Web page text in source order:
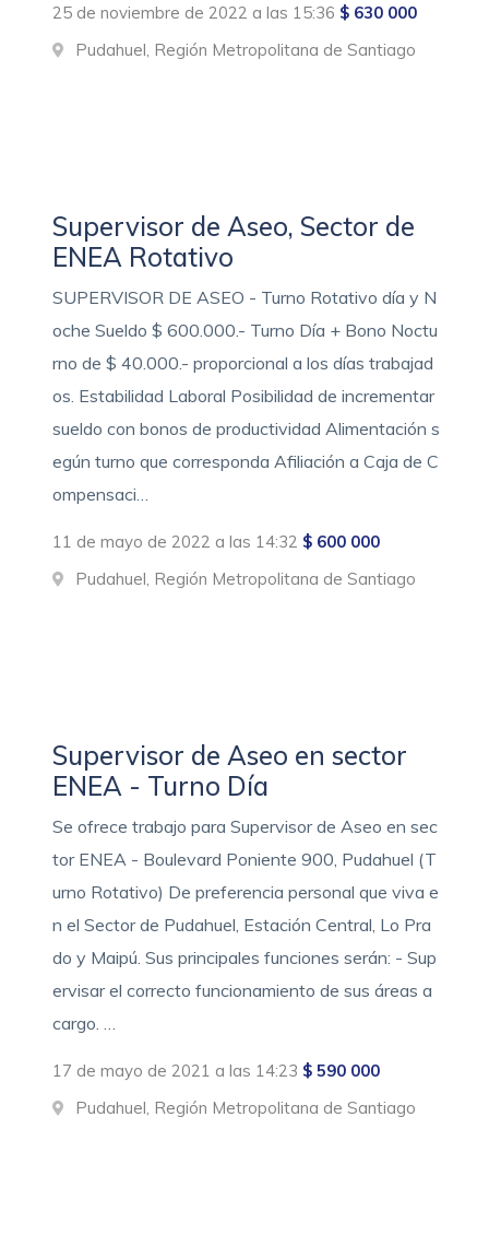
25 de noviembre de 2022 a las 15:36 $ 630 000
Pudahuel, Región Metropolitana de Santiago
Supervisor de Aseo, Sector de
ENEA Rotativo
SUPERVISOR DE ASEO - Turno Rotativo día y N
oche Sueldo $ 600.000.- Turno Día + Bono Noctu
rno de $ 40.000.- proporcional a los días trabajad
os. Estabilidad Laboral Posibilidad de incrementar
sueldo con bonos de productividad Alimentación s
egún turno que corresponda Afiliación a Caja de C
ompensaci…
11 de mayo de 2022 a las 14:32 $ 600 000
Pudahuel, Región Metropolitana de Santiago
Supervisor de Aseo en sector
ENEA - Turno Día
Se ofrece trabajo para Supervisor de Aseo en sec
tor ENEA - Boulevard Poniente 900, Pudahuel (T
urno Rotativo) De preferencia personal que viva e
n el Sector de Pudahuel, Estación Central, Lo Pra
do y Maipú. Sus principales funciones serán: - Sup
ervisar el correcto funcionamiento de sus áreas a
cargo. …
17 de mayo de 2021 a las 14:23 $ 590 000
Pudahuel, Región Metropolitana de Santiago